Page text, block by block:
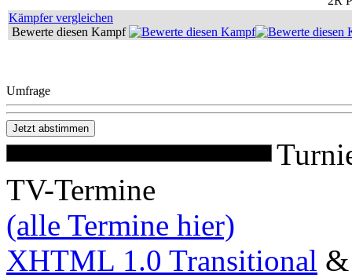
Kämpfer vergleichen
Bewerte diesen Kampf
Umfrage
TV-Termine
(alle Termine hier)
XHTML 1.0 Transitional